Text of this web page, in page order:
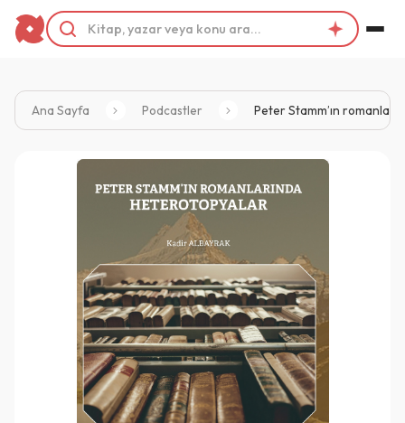
Ana Sayfa Podcastler Peter Stamm’ın